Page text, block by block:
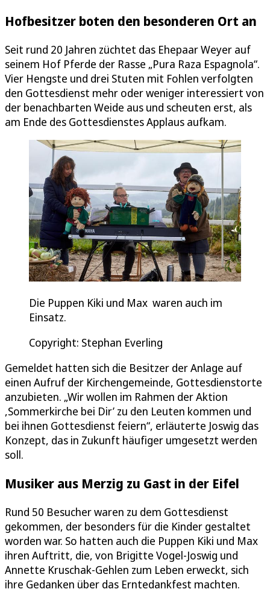
Hofbesitzer boten den besonderen Ort an
Seit rund 20 Jahren züchtet das Ehepaar Weyer auf
seinem Hof Pferde der Rasse „Pura Raza Espagnola“.
Vier Hengste und drei Stuten mit Fohlen verfolgten
den Gottesdienst mehr oder weniger interessiert von
der benachbarten Weide aus und scheuten erst, als
am Ende des Gottesdienstes Applaus aufkam.
Die Puppen Kiki und Max waren auch im
Einsatz.
Copyright: Stephan Everling
Gemeldet hatten sich die Besitzer der Anlage auf
einen Aufruf der Kirchengemeinde, Gottesdienstorte
anzubieten. „Wir wollen im Rahmen der Aktion
,Sommerkirche bei Dir’ zu den Leuten kommen und
bei ihnen Gottesdienst feiern“, erläuterte Joswig das
Konzept, das in Zukunft häufiger umgesetzt werden
soll.
Musiker aus Merzig zu Gast in der Eifel
Rund 50 Besucher waren zu dem Gottesdienst
gekommen, der besonders für die Kinder gestaltet
worden war. So hatten auch die Puppen Kiki und Max
ihren Auftritt, die, von Brigitte Vogel-Joswig und
Annette Kruschak-Gehlen zum Leben erweckt, sich
ihre Gedanken über das Erntedankfest machten.